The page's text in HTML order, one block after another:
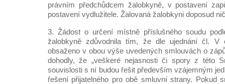
právním předchůdcem žalobkyně, v postavení
postavení vydlužitele. Žalovaná žalobkyni doposud
3. Žádost o určení místně příslušného soudu
žalobkyně zdůvodnila tím, že dle ujednání čl.
obsaženo v obou výše uvedených smlouvách o
dohodly, že „veškeré nejasnosti či spory z této
souvislosti s ní budou řešit především vzájemným
řešení přijatelného pro obě smluvní strany. Pokud